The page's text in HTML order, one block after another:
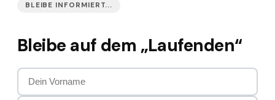
BLEIBE INFORMIERT...
Bleibe auf dem „Laufenden“